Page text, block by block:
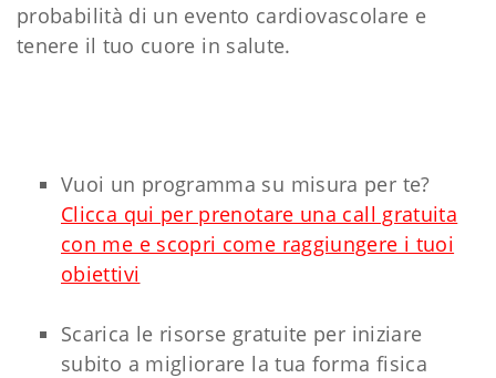
probabilità di un evento cardiovascolare e
tenere il tuo cuore in salute.
Vuoi un programma su misura per te?
Clicca qui per prenotare una call gratuita
con me e scopri come raggiungere i tuoi
obiettivi
Scarica le risorse gratuite per iniziare
subito a migliorare la tua forma fisica